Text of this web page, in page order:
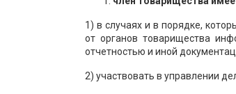
1) в случаях и в порядке,
от органов товарищества
отчетностью и иной
2) участвовать в управлении